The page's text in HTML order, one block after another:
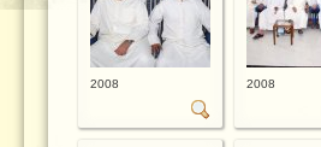
2008 2008